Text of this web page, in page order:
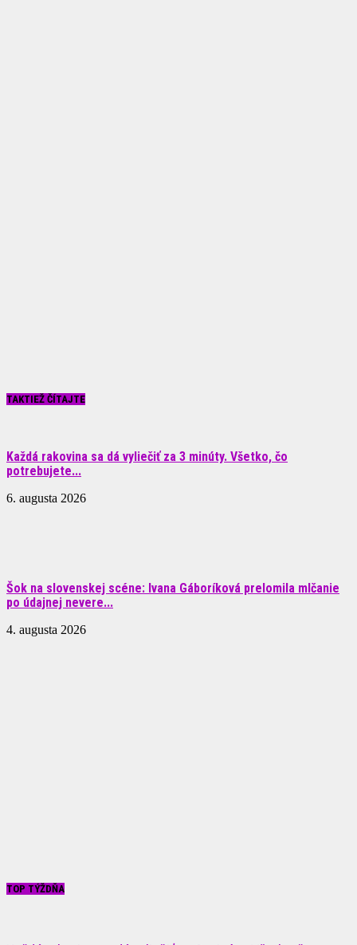
TAKTIEŽ ČÍTAJTE
Každá rakovina sa dá vyliečiť za 3 minúty. Všetko, čo
potrebujete...
6. augusta 2026
Šok na slovenskej scéne: Ivana Gáboríková prelomila mlčanie
po údajnej nevere...
4. augusta 2026
TOP TÝŽDŇA